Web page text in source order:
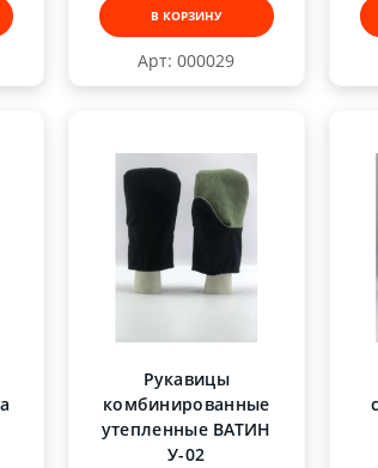
Арт: 000029
В КОРЗИНУ
Рукавицы
комбинированные
утепленные ВАТИН
У-02